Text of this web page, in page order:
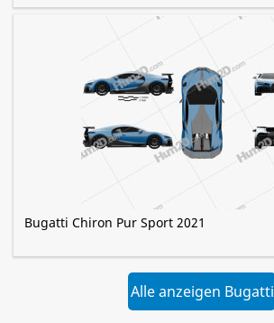
Bugatti Chiron Pur Sport 2021
Alle anzeigen Bugatti